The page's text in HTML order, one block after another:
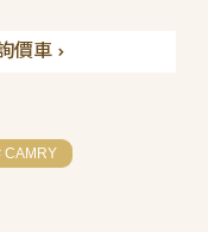
價車
CAMRY